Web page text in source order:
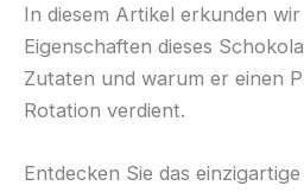
In diesem Artikel erkunden
Eigenschaften dieses
Zutaten und warum er einen
Rotation verdient.
Entdecken Sie das